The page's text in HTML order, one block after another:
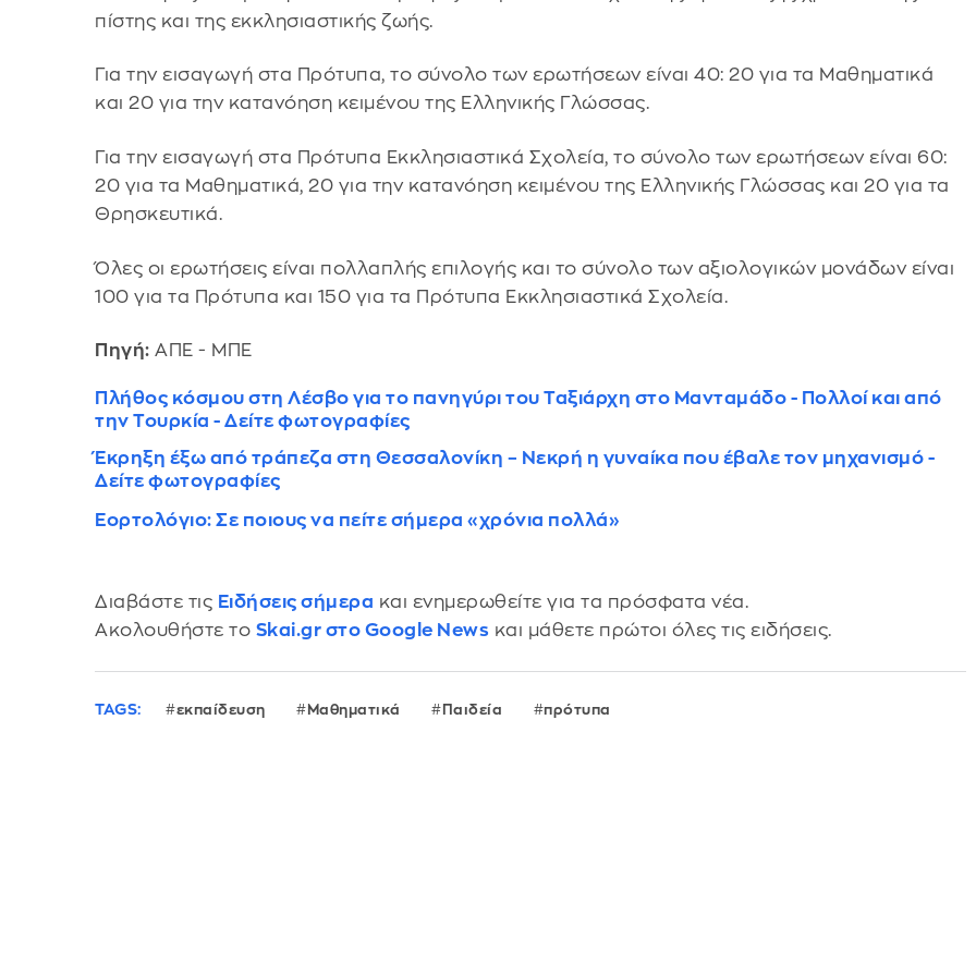
πίστης και της εκκλησιαστικής ζωής.
Για την εισαγωγή στα Πρότυπα, το σύνολο των ερωτήσεων είναι 40: 20 για τα Μαθηματικά
και 20 για την κατανόηση κειμένου της Ελληνικής Γλώσσας.
Για την εισαγωγή στα Πρότυπα Εκκλησιαστικά Σχολεία, το σύνολο των ερωτήσεων είναι 60:
20 για τα Μαθηματικά, 20 για την κατανόηση κειμένου της Ελληνικής Γλώσσας και 20 για τα
Θρησκευτικά.
Όλες οι ερωτήσεις είναι πολλαπλής επιλογής και το σύνολο των αξιολογικών μονάδων είναι
100 για τα Πρότυπα και 150 για τα Πρότυπα Εκκλησιαστικά Σχολεία.
Πηγή: ΑΠΕ - ΜΠΕ
Πλήθος κόσμου στη Λέσβο για το πανηγύρι του Ταξιάρχη στο Μανταμάδο - Πολλοί και από
την Τουρκία - Δείτε φωτογραφίες
Έκρηξη έξω από τράπεζα στη Θεσσαλονίκη – Νεκρή η γυναίκα που έβαλε τον μηχανισμό -
Δείτε φωτογραφίες
Εορτολόγιο: Σε ποιους να πείτε σήμερα «χρόνια πολλά»
Διαβάστε τις Ειδήσεις σήμερα και ενημερωθείτε για τα πρόσφατα νέα.
Ακολουθήστε το Skai.gr στο Google News και μάθετε πρώτοι όλες τις ειδήσεις.
TAGS: εκπαίδευση Μαθηματικά Παιδεία πρότυπα